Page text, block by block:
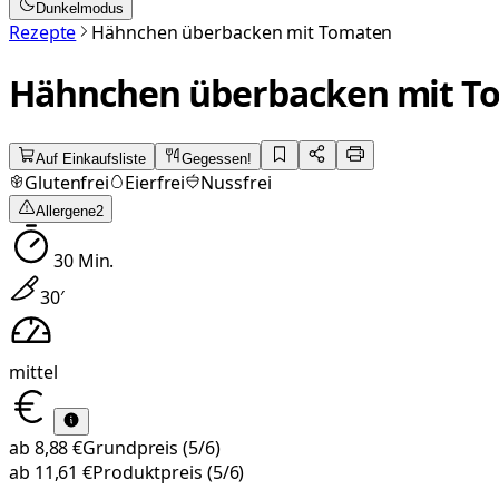
Dunkelmodus
Rezepte Hähnchen überbacken mit Tomaten
Hähnchen überbacken mit
Auf Einkaufsliste Gegessen!
Glutenfrei Eierfrei Nussfrei
Allergene2
30Min.
30′
mittel
ab 8,88 €Grundpreis (5/6)
ab 11,61 €Produktpreis (5/6)